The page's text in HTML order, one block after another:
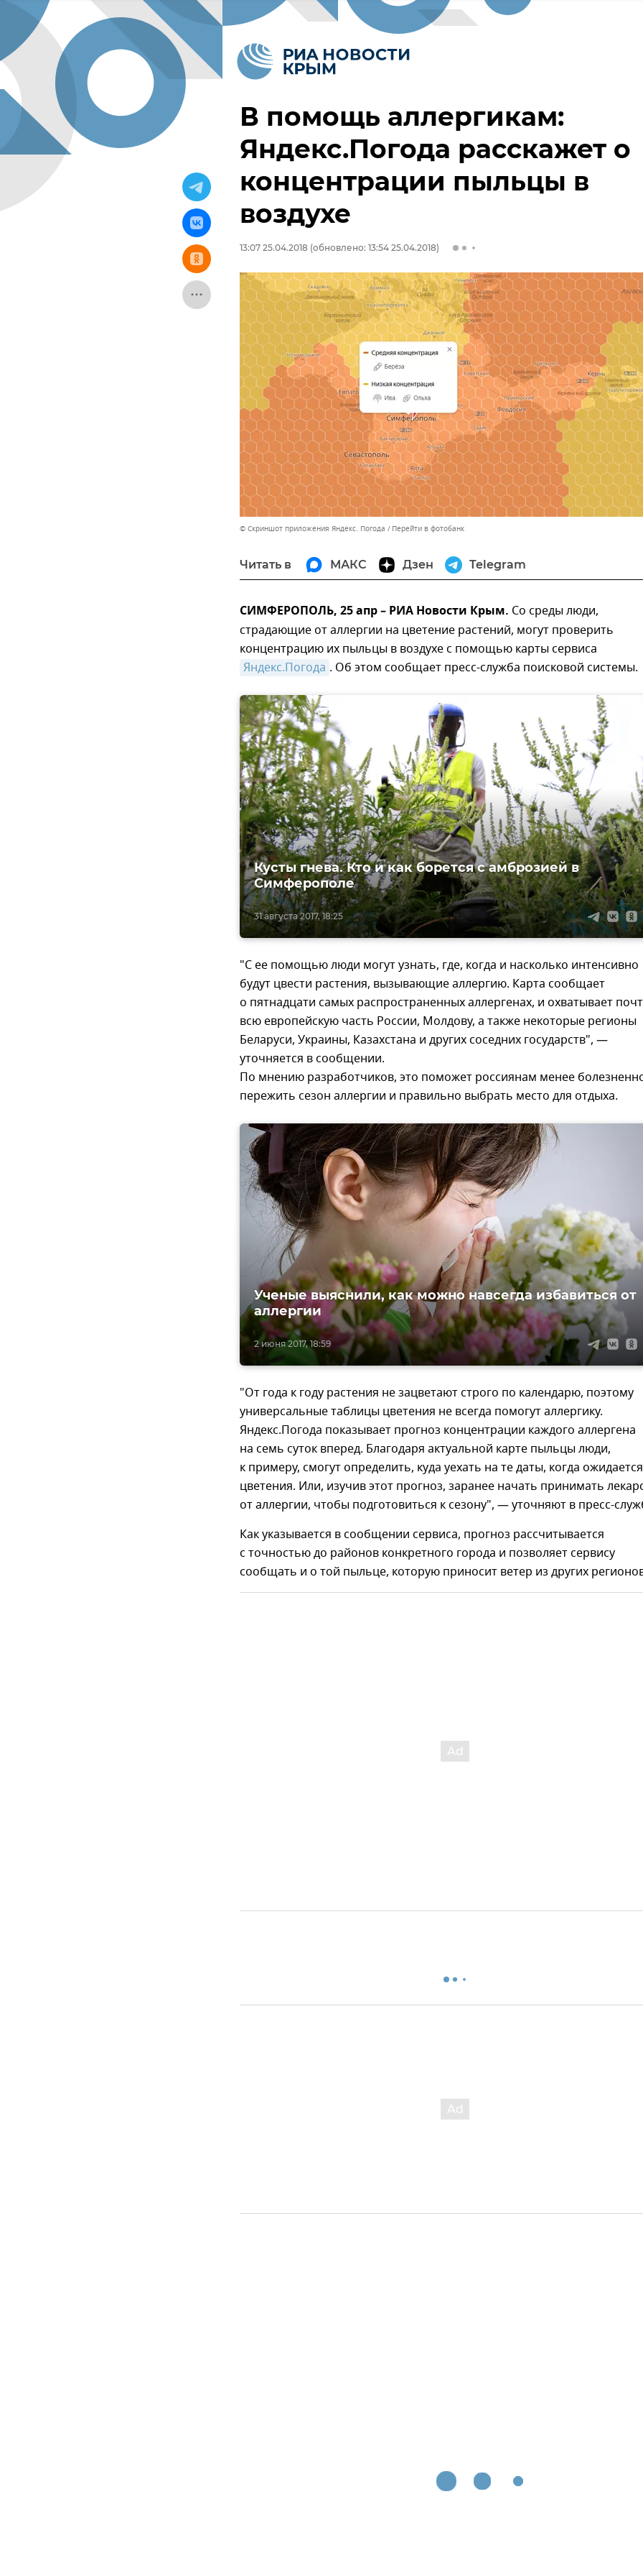
В помощь аллергикам:
Яндекс.Погода расскажет о
концентрации пыльцы в
воздухе
13:07 25.04.2018 (обновлено: 13:54 25.04.2018)
© Скриншот приложения Яндекс. Погода Перейти в фотобанк
Читать в МАКС Дзен Telegram
СИМФЕРОПОЛЬ, 25 апр – РИА Новости Крым. Со среды люди,
страдающие от аллергии на цветение растений, могут проверить
концентрацию их пыльцы в воздухе с помощью карты сервиса
Яндекс.Погода . Об этом сообщает пресс-служба поисковой системы.
31 августа 2017, 18:25
Кусты гнева. Кто и как борется с амброзией в
Симферополе
"С ее помощью люди могут узнать, где, когда и насколько интенсивно
будут цвести растения, вызывающие аллергию. Карта сообщает
о пятнадцати самых распространенных аллергенах, и охватывает
всю европейскую часть России, Молдову, а также некоторые регионы
Беларуси, Украины, Казахстана и других соседних государств", —
уточняется в сообщении.
По мнению разработчиков, это поможет россиянам менее
пережить сезон аллергии и правильно выбрать место для отдыха.
2 июня 2017, 18:59
Ученые выяснили, как можно навсегда избавиться от
аллергии
"От года к году растения не зацветают строго по календарю, поэтому
универсальные таблицы цветения не всегда помогут аллергику.
Яндекс.Погода показывает прогноз концентрации каждого аллергена
на семь суток вперед. Благодаря актуальной карте пыльцы люди,
к примеру, смогут определить, куда уехать на те даты, когда
цветения. Или, изучив этот прогноз, заранее начать принимать
от аллергии, чтобы подготовиться к сезону", — уточняют в пресс-
Как указывается в сообщении сервиса, прогноз рассчитывается
с точностью до районов конкретного города и позволяет сервису
сообщать и о той пыльце, которую приносит ветер из других